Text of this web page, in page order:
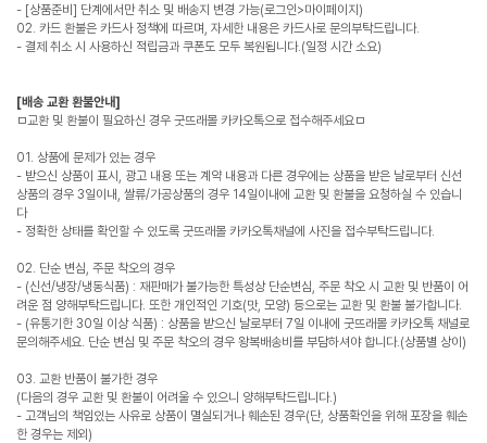
- [상품준비] 단계에서만 취소 및 배송지 변경 가능(로그인>마이페이지)
02. 카드 환불은 카드사 정책에 따르며, 자세한 내용은 카드사로 문의부탁드립니다.
- 결제 취소 시 사용하신 적립금과 쿠폰도 모두 복원됩니다.(일정 시간 소요)
[배송 교환 환불안내]
ㅁ교환 및 환불이 필요하신 경우 굿뜨래몰 카카오톡으로 접수해주세요ㅁ
01. 상품에 문제가 있는 경우
- 받으신 상품이 표시, 광고 내용 또는 계약 내용과 다른 경우에는 상품을 받은 날로부터 신선
상품의 경우 3일이내, 쌀류/가공상품의 경우 14일이내에 교환 및 환불을 요청하실 수 있습니
다
- 정확한 상태를 확인할 수 있도록 굿뜨래몰 카카오톡채널에 사진을 접수부탁드립니다.
02. 단순 변심, 주문 착오의 경우
- (신선/냉장/냉동식품) : 재판매가 불가능한 특성상 단순변심, 주문 착오 시 교환 및 반품이 어
려운 점 양해부탁드립니다. 또한 개인적인 기호(맛, 모양) 등으로는 교환 및 환불 불가합니다.
- (유통기한 30일 이상 식품) : 상품을 받으신 날로부터 7일 이내에 굿뜨래몰 카카오톡 채널로
문의해주세요. 단순 변심 및 주문 착오의 경우 왕복배송비를 부담하셔야 합니다.(상품별 상이)
03. 교환 반품이 불가한 경우
(다음의 경우 교환 및 환불이 어려울 수 있으니 양해부탁드립니다.)
- 고객님의 책임있는 사유로 상품이 멸실되거나 훼손된 경우(단, 상품확인을 위해 포장을 훼손
한 경우는 제외)